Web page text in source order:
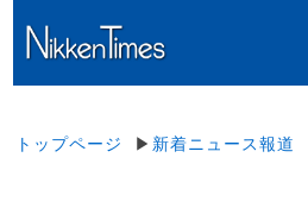
トップページ ▶ 新着ニュース報道